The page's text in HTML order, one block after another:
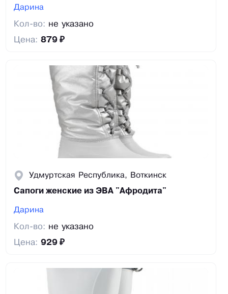
Дарина
Кол-во: не указано
Цена: 879 ₽
Удмуртская Республика, Воткинск
Сапоги женские из ЭВА "Афродита"
Дарина
Кол-во: не указано
Цена: 929 ₽